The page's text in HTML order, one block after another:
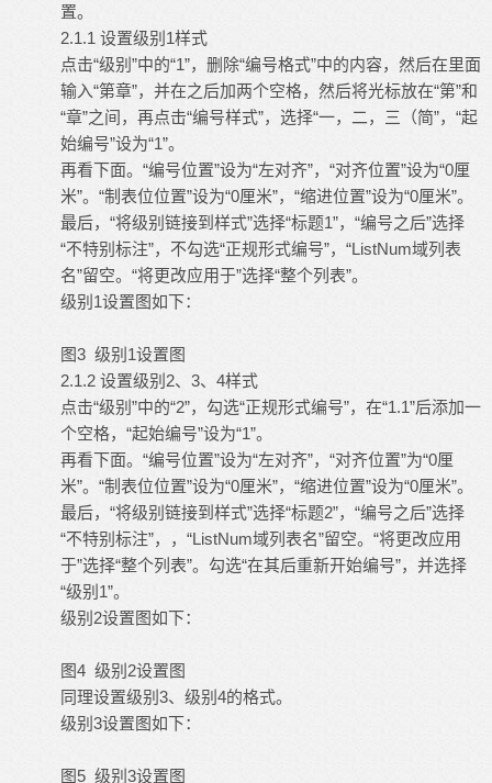
置。
2.1.1 设置级别1样式
点击“级别”中的“1”，删除“编号格式”中的内容，然后在里面
输入“第章”，并在之后加两个空格，然后将光标放在“第”和
“章”之间，再点击“编号样式”，选择“一，二，三（简”，“起
始编号”设为“1”。
再看下面。“编号位置”设为“左对齐”，“对齐位置”设为“0厘
米”。“制表位位置”设为“0厘米”，“缩进位置”设为“0厘米”。
最后，“将级别链接到样式”选择“标题1”，“编号之后”选择
“不特别标注”，不勾选“正规形式编号”，“ListNum域列表
名”留空。“将更改应用于”选择“整个列表”。
级别1设置图如下：
图3 级别 1设置图
2.1.2 设置级别2、3、4样式
点击“级别”中的“2”，勾选“正规形式编号”，在“1.1”后添加一
个空格，“起始编号”设为“1”。
再看下面。“编号位置”设为“左对齐”，“对齐位置”为“0厘
米”。“制表位位置”设为“0厘米”，“缩进位置”设为“0厘米”。
最后，“将级别链接到样式”选择“标题2”，“编号之后”选择
“不特别标注”，，“ListNum域列表名”留空。“将更改应用
于”选择“整个列表”。勾选“在其后重新开始编号”，并选择
“级别1”。
级别2设置图如下：
图4 级别 2设置图
同理设置级别3、级别4的格式。
级别3设置图如下：
图 5 级别 3设置图